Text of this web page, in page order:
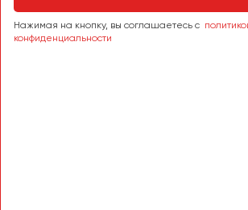
Нажимая на кнопку, вы соглашаетесь с
конфиденциальности